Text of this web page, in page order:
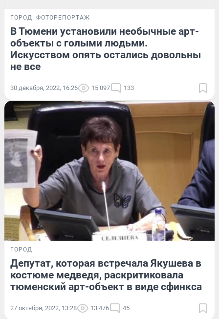
ГОРОД ФОТОРЕПОРТАЖ
В Тюмени установили необычные арт-
объекты с голыми людьми.
Искусством опять остались довольны
не все
30 декабря, 2022, 16:26 15 097 133
ГОРОД
Депутат, которая встречала Якушева в
костюме медведя, раскритиковала
тюменский арт-объект в виде сфинкса
27 октября, 2022, 13:28 13 476 45